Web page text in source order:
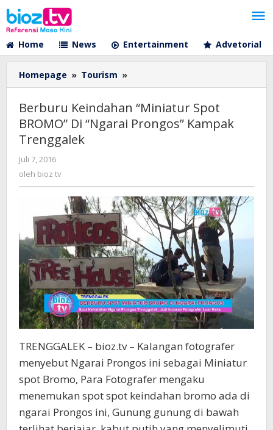
Lewati
ke
konten
Home
News Entertainment Advetorial
Homepage » Tourism »
Keindahan
Spot
BROMO"
Trenggalek
Berburu Keindahan “Miniatur Spot
BROMO” Di “Ngarai Prongos” Kampak
Trenggalek
Juli 7, 2016
oleh bioz tv
TRENGGALEK – bioz.tv – Kalangan fotografer
menyebut Ngarai Prongos ini sebagai Miniatur
spot Bromo, Para Fotografer mengaku
menemukan spot spot keindahan bromo ada di
ngarai Prongos ini, Gunung gunung di bawah